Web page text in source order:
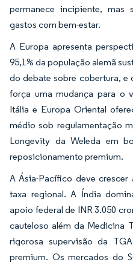
permanece incipiente,
gastos com bem-estar.
A Europa apresenta
95,1% da população alemã
do debate sobre cobertura, e
força uma mudança para o
Itália e Europa Oriental
médio sob regulamentação
Longevity da Weleda em
reposicionamento premium.
A Ásia-Pacífico deve
taxa regional. A Índia
apoio federal de INR 3.050
cauteloso além da Medicina
rigorosa supervisão da
premium. Os mercados do